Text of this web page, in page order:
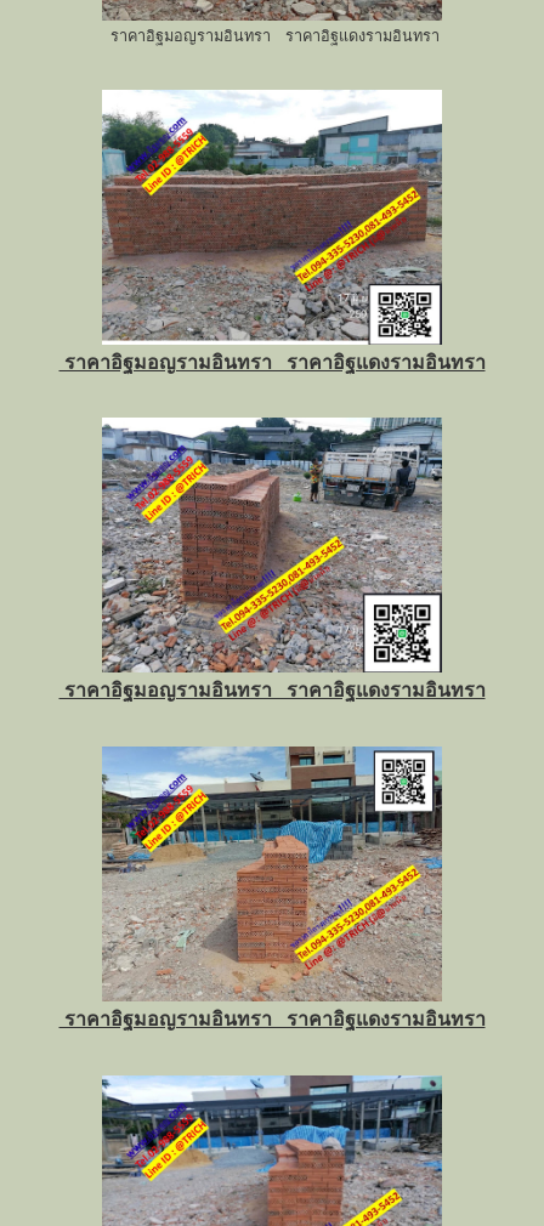
ราคาอิฐมอญรามอินทรา ราคาอิฐแดงรามอินทรา
ราคาอิฐมอญรามอินทรา ราคาอิฐแดงรามอินทรา
ราคาอิฐมอญรามอินทรา ราคาอิฐแดงรามอินทรา
ราคาอิฐมอญรามอินทรา ราคาอิฐแดงรามอินทรา